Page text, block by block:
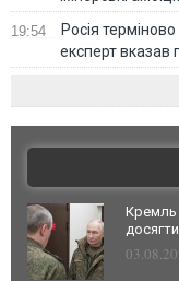
19:54
Росія
експерт вказав
Кремль